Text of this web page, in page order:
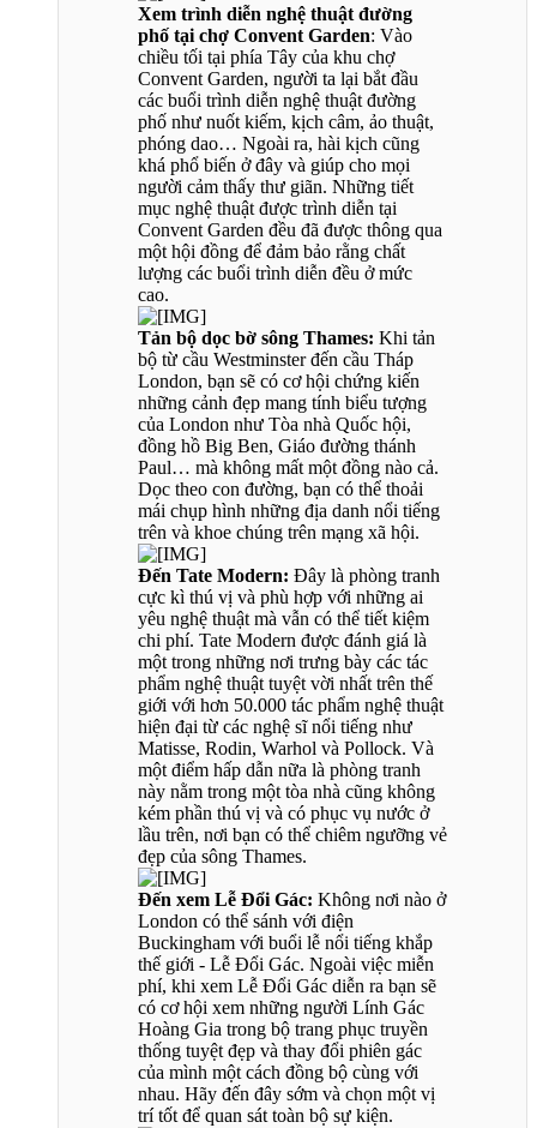
Xem trình diễn nghệ thuật đường
phố tại chợ Convent Garden: Vào
chiều tối tại phía Tây của khu chợ
Convent Garden, người ta lại bắt đầu
các buổi trình diễn nghệ thuật đường
phố như nuốt kiếm, kịch câm, ảo thuật,
phóng dao… Ngoài ra, hài kịch cũng
khá phổ biến ở đây và giúp cho mọi
người cảm thấy thư giãn. Những tiết
mục nghệ thuật được trình diễn tại
Convent Garden đều đã được thông qua
một hội đồng để đảm bảo rằng chất
lượng các buổi trình diễn đều ở mức
cao.
Tản bộ dọc bờ sông Thames: Khi tản
bộ từ cầu Westminster đến cầu Tháp
London, bạn sẽ có cơ hội chứng kiến
những cảnh đẹp mang tính biểu tượng
của London như Tòa nhà Quốc hội,
đồng hồ Big Ben, Giáo đường thánh
Paul… mà không mất một đồng nào cả.
Dọc theo con đường, bạn có thể thoải
mái chụp hình những địa danh nổi tiếng
trên và khoe chúng trên mạng xã hội.
Đến Tate Modern: Đây là phòng tranh
cực kì thú vị và phù hợp với những ai
yêu nghệ thuật mà vẫn có thể tiết kiệm
chi phí. Tate Modern được đánh giá là
một trong những nơi trưng bày các tác
phẩm nghệ thuật tuyệt vời nhất trên thế
giới với hơn 50.000 tác phẩm nghệ thuật
hiện đại từ các nghệ sĩ nổi tiếng như
Matisse, Rodin, Warhol và Pollock. Và
một điểm hấp dẫn nữa là phòng tranh
này nằm trong một tòa nhà cũng không
kém phần thú vị và có phục vụ nước ở
lầu trên, nơi bạn có thể chiêm ngưỡng vẻ
đẹp của sông Thames.
Đến xem Lễ Đổi Gác: Không nơi nào ở
London có thể sánh với điện
Buckingham với buổi lễ nổi tiếng khắp
thế giới - Lễ Đổi Gác. Ngoài việc miễn
phí, khi xem Lễ Đổi Gác diễn ra bạn sẽ
có cơ hội xem những người Lính Gác
Hoàng Gia trong bộ trang phục truyền
thống tuyệt đẹp và thay đổi phiên gác
của mình một cách đồng bộ cùng với
nhau. Hãy đến đây sớm và chọn một vị
trí tốt để quan sát toàn bộ sự kiện.